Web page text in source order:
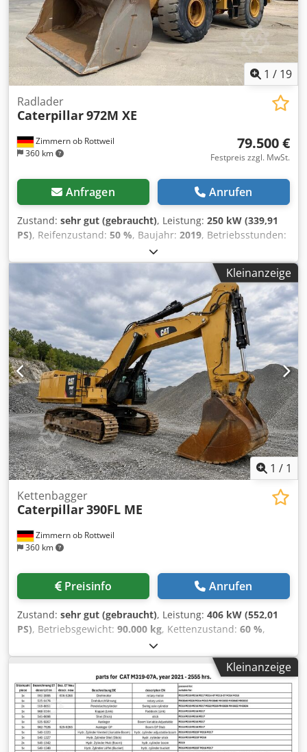
1 / 19
Zimmern ob Rottweil
360 km
Radlader
Caterpillar972M XE
79.500 €
Festpreis zzgl. MwSt.
Anfragen Anrufen
Zustand: sehr gut (gebraucht), Leistung: 250 kW (339,91
PS), Reifenzustand: 50 %, Baujahr: 2019, Betriebsstunden:
Klimaanlage
Baujahr: 2019 Betriebsstunden: 11.876 Std. geschlossene
Kabine Klimaanlage Radio Rückfahrkamera
Zentralschmierung Bridgestone Reifengröße 26.5R25: ca.
40-50 % erhalten, Schaufel – 5 m³ Dodjy Nmrfjpfx Akpskr
CAT C9.3 Motor mit 250kW CE Einsatzgewicht: 26 to. neuer
Service von Zeppelin
Kleinanzeige
1 / 1
Zimmern ob Rottweil
360 km
Kettenbagger
Caterpillar390FL ME
Preisinfo Anrufen
Zustand: sehr gut (gebraucht), Leistung: 406 kW (552,01
PS), Betriebsgewicht: 90.000 kg, Kettenzustand: 60 %,
, Betriebsstunden:
Kabine, Klimaanlage, CATERPILLAR 390FL ME Baujahr: 2015
Betriebsstunden: 12.866 Std. geschlossene Schutzkabine
Klimaanlage Radio Rückfahrkamera Zentralschmierung
Dkodpfx Ajy U I Hbokpor Standardausleger Stiellänge: 2,90
m. Felslöffel mit Messer 2,20m. breit Laufwerk ca. 60%
erhalten Bodenplatten 650 mm breit CAT C18 Motor mit
406 kW CE / EPA Einsatzgewicht: 90 to.
Kleinanzeige